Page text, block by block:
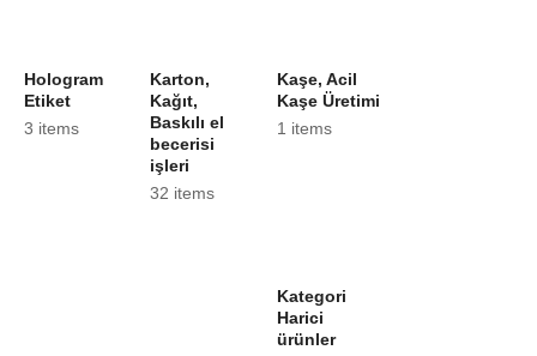
Hologram
Etiket
3 items
Karton,
Kağıt,
Baskılı el
becerisi
işleri
32 items
Kaşe, Acil
Kaşe Üretimi
1 items
Kategori
Harici
ürünler